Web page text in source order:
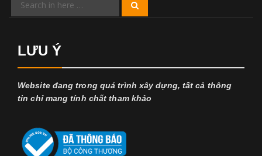
Search
LƯU Ý
Website đang trong quá trình xây dựng, tất cả thông
tin chỉ mang tính chất tham khảo